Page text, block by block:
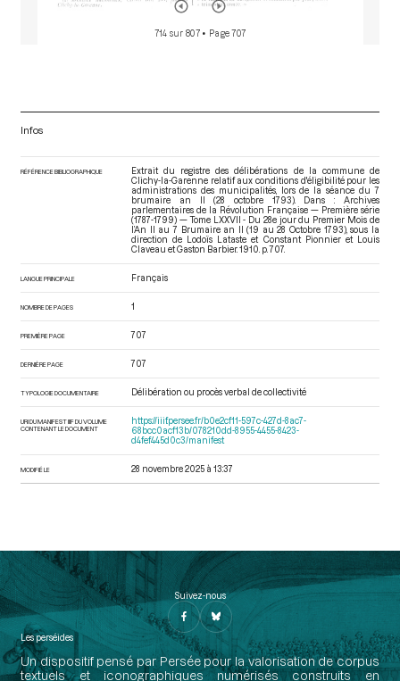
714 sur 807 • Page 707
Infos
RÉFÉRENCE BIBLIOGRAPHIQUE
Extrait du registre des délibérations de la commune de
Clichy-la-Garenne relatif aux conditions d'éligibilité pour les
administrations des municipalités, lors de la séance du 7
brumaire an II (28 octobre 1793). Dans : Archives
parlementaires de la Révolution Française — Première série
(1787-1799) — Tome LXXVII - Du 28e jour du Premier Mois de
l’An II au 7 Brumaire an II (19 au 28 Octobre 1793), sous la
direction de Lodoïs Lataste et Constant Pionnier et Louis
Claveau et Gaston Barbier. 1910. p. 707.
LANGUE PRINCIPALE Français
NOMBRE DE PAGES 1
PREMIÈRE PAGE 707
DERNIÈRE PAGE 707
TYPOLOGIE DOCUMENTAIRE Délibération ou procès verbal de collectivité
URI DU MANIFEST IIIF DU VOLUME
CONTENANT LE DOCUMENT
https://iiif.persee.fr/b0e2cf11-597c-427d-8ac7-
68bcc0acf13b/078210dd-8955-4455-8423-
d4fef445d0c3/manifest
MODIFIÉ LE 28 novembre 2025 à 13:37
Suivez-nous
Les perséides
Un dispositif pensé par Persée pour la valorisation de corpus
textuels et iconographiques numérisés construits en